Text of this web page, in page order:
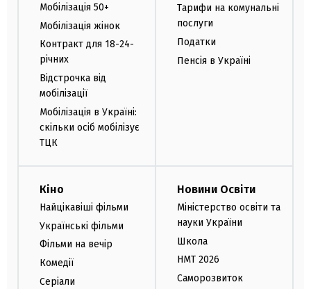
Мобілізація 50+
Мобілізація жінок
Контракт для 18-24-
річних
Відстрочка від
мобілізації
Мобілізація в Україні:
скільки осіб мобілізує
ТЦК
Тарифи на комунальні
послуги
Податки
Пенсія в Україні
Кіно
Найцікавіші фільми
Українські фільми
Фільми на вечір
Комедії
Серіали
Новини Освіти
Міністерство освіти та
науки України
Школа
НМТ 2026
Саморозвиток